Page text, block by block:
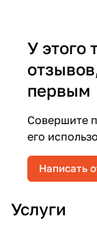
У этого
первым
Совершите
его
Написать
Услуги